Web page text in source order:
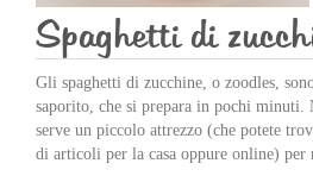
Spaghetti di
Gli spaghetti di zucchine, o zoodles,
saporito, che si prepara in pochi minuti.
serve un piccolo attrezzo (che potete
di articoli per la casa oppure online) per